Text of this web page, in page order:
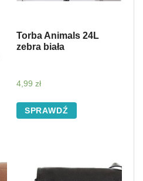
Torba Animals 24L
zebra biała
4,99 zł
SPRAWDŹ